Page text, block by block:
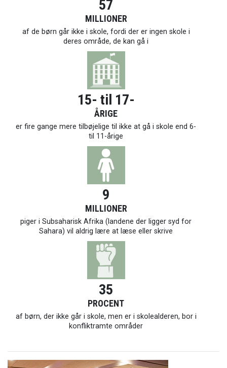
57
MILLIONER
af de børn går ikke i skole, fordi der er ingen skole i
deres område, de kan gå i
15- til 17-
ÅRIGE
er fire gange mere tilbøjelige til ikke at gå i skole end 6-
til 11-årige
9
MILLIONER
piger i Subsaharisk Afrika (landene der ligger syd for
Sahara) vil aldrig lære at læse eller skrive
35
PROCENT
af børn, der ikke går i skole, men er i skolealderen, bor i
konfliktramte områder